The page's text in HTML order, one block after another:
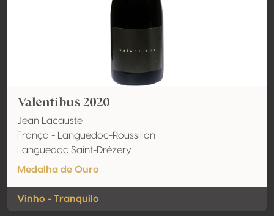
Valentibus 2020
Jean Lacauste
França - Languedoc-Roussillon
Languedoc Saint-Drézery
Medalha de Ouro
Vinho - Tranquilo